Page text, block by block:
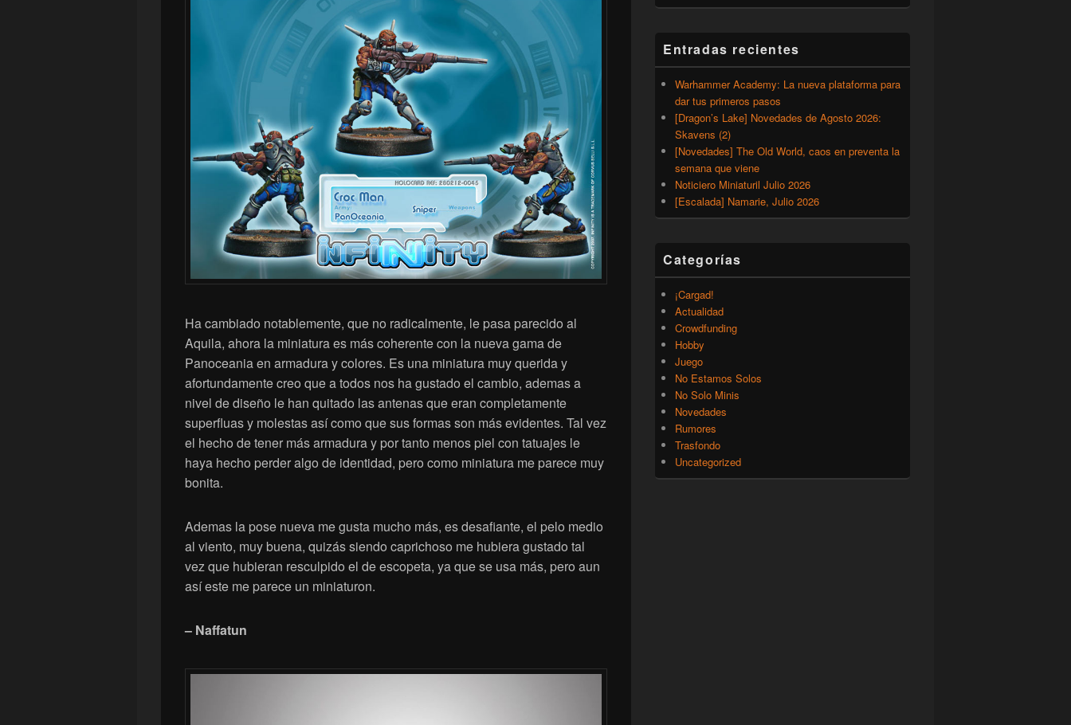
Ha cambiado notablemente, que no radicalmente, le pasa parecido al
Aquila, ahora la miniatura es más coherente con la nueva gama de
Panoceania en armadura y colores. Es una miniatura muy querida y
afortundamente creo que a todos nos ha gustado el cambio, ademas a
nivel de diseño le han quitado las antenas que eran completamente
superfluas y molestas así como que sus formas son más evidentes. Tal vez
el hecho de tener más armadura y por tanto menos piel con tatuajes le
haya hecho perder algo de identidad, pero como miniatura me parece muy
bonita.
Ademas la pose nueva me gusta mucho más, es desafiante, el pelo medio
al viento, muy buena, quizás siendo caprichoso me hubiera gustado tal
vez que hubieran resculpido el de escopeta, ya que se usa más, pero aun
así este me parece un miniaturon.
– Naffatun
Entradas recientes
Warhammer Academy: La nueva plataforma para
dar tus primeros pasos
[Dragon’s Lake] Novedades de Agosto 2026:
Skavens (2)
[Novedades] The Old World, caos en preventa la
semana que viene
Noticiero Miniaturil Julio 2026
[Escalada] Namarie, Julio 2026
Categorías
¡Cargad!
Actualidad
Crowdfunding
Hobby
Juego
No Estamos Solos
No Solo Minis
Novedades
Rumores
Trasfondo
Uncategorized